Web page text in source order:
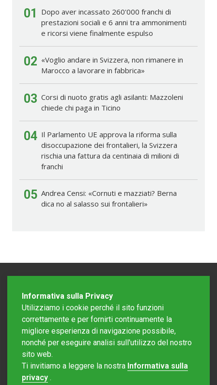
01
Dopo aver incassato 260'000 franchi di
prestazioni sociali e 6 anni tra ammonimenti
e ricorsi viene finalmente espulso
02 «Voglio andare in Svizzera, non rimanere in
Marocco a lavorare in fabbrica»
03 Corsi di nuoto gratis agli asilanti: Mazzoleni
chiede chi paga in Ticino
04 Il Parlamento UE approva la riforma sulla
disoccupazione dei frontalieri, la Svizzera
rischia una fattura da centinaia di milioni di
franchi
05 Andrea Censi: «Cornuti e mazziati? Berna
dica no al salasso sui frontalieri»
Editore Rotostampa SA
Informativa sulla Privacy
Utilizziamo i cookie perché il sito funzioni
correttamente e per fornirti continuamente la
migliore esperienza di navigazione possibile,
nonché per eseguire analisi sull'utilizzo del nostro
sito web.
Ti invitiamo a leggere la nostra Informativa sulla
privacy .